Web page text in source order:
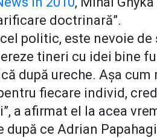
doctrinară”.
politic, este nevoie de
tineri cu idei bine
după ureche. Așa cum
fiecare individ,
a afirmat el la acea
după ce Adrian